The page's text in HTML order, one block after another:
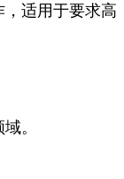
适用于要求高
。